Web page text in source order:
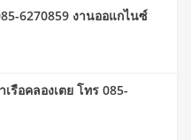
6270859 งานออแกไนซ์
เรือคลองเตย โทร 085-